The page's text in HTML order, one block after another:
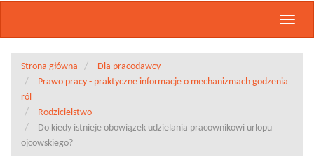
Strona główna
Dla pracodawcy
Prawo pracy - praktyczne informacje o mechanizmach godzenia
ról
Rodzicielstwo
Do kiedy istnieje obowiązek udzielania pracownikowi urlopu
ojcowskiego?